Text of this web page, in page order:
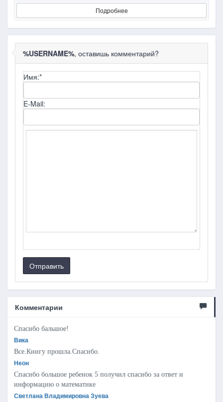
Подробнее
%USERNAME%, оставишь комментарий?
Имя:*
E-Mail:
Отправить
Комментарии
Спасибо бальшое!
Вика
Все.Книгу прошла.Спасибо.
Неон
Спасибо большое ребенок 5 получил спасибо за ответ и
информацию о математике
Светлана Владимировна Зуева